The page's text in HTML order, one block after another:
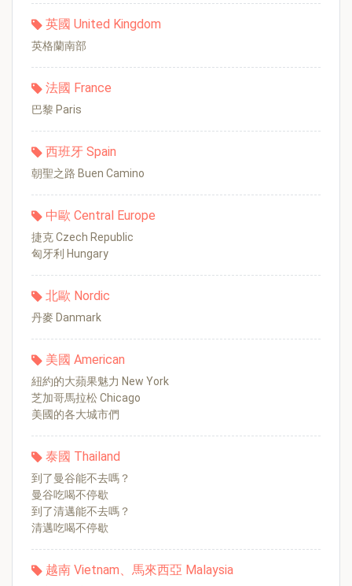
英國 United Kingdom
英格蘭南部
法國 France
巴黎 Paris
西班牙 Spain
朝聖之路 Buen Camino
中歐 Central Europe
捷克 Czech Republic
匈牙利 Hungary
北歐 Nordic
丹麥 Danmark
美國 American
紐約的大蘋果魅力 New York
芝加哥馬拉松 Chicago
美國的各大城市們
泰國 Thailand
到了曼谷能不去嗎？
曼谷吃喝不停歇
到了清邁能不去嗎？
清邁吃喝不停歇
越南 Vietnam、馬來西亞 Malaysia